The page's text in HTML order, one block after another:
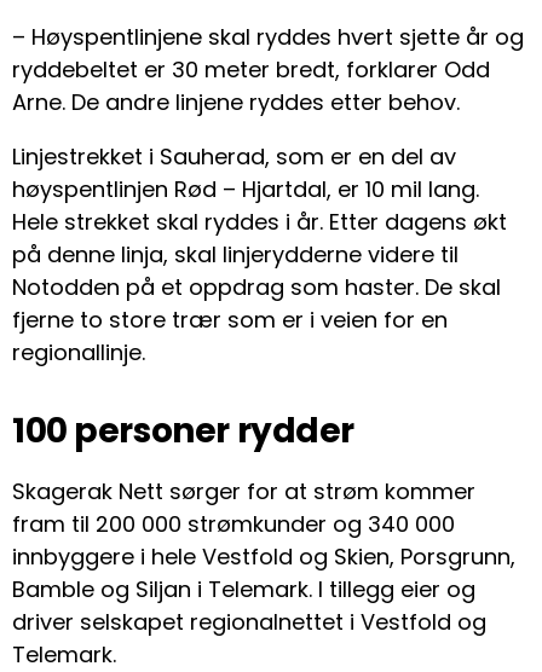
– Høyspentlinjene skal ryddes hvert sjette år og
ryddebeltet er 30 meter bredt, forklarer Odd
Arne. De andre linjene ryddes etter behov.
Linjestrekket i Sauherad, som er en del av
høyspentlinjen Rød – Hjartdal, er 10 mil lang.
Hele strekket skal ryddes i år. Etter dagens økt
på denne linja, skal linjerydderne videre til
Notodden på et oppdrag som haster. De skal
fjerne to store trær som er i veien for en
regionallinje.
100 personer rydder
Skagerak Nett sørger for at strøm kommer
fram til 200 000 strømkunder og 340 000
innbyggere i hele Vestfold og Skien, Porsgrunn,
Bamble og Siljan i Telemark. I tillegg eier og
driver selskapet regionalnettet i Vestfold og
Telemark.